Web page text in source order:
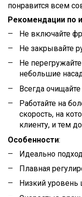
понравится всем
Рекомендации по
Не включайте
Не закрывайте
Не
небольшие
Всегда
Работайте на
скорость, на
клиенту, и тем
Особенности:
Идеально
Плавная
Низкий уровень